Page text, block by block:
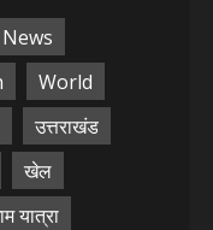
News
World
उत्तराखंड
खेल
यात्रा